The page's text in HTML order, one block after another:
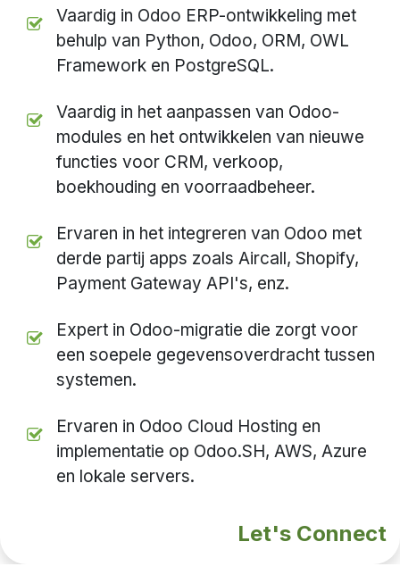
Vaardig in Odoo ERP-ontwikkeling met
behulp van Python, Odoo, ORM, OWL
Framework en PostgreSQL.
Vaardig in het aanpassen van Odoo-
modules en het ontwikkelen van nieuwe
functies voor CRM, verkoop,
boekhouding en voorraadbeheer.
Ervaren in het integreren van Odoo met
derde partij apps zoals Aircall, Shopify,
Payment Gateway API's, enz.
Expert in Odoo-migratie die zorgt voor
een soepele gegevensoverdracht tussen
systemen.
Ervaren in Odoo Cloud Hosting en
implementatie op Odoo.SH, AWS, Azure
en lokale servers.
Let's Connect